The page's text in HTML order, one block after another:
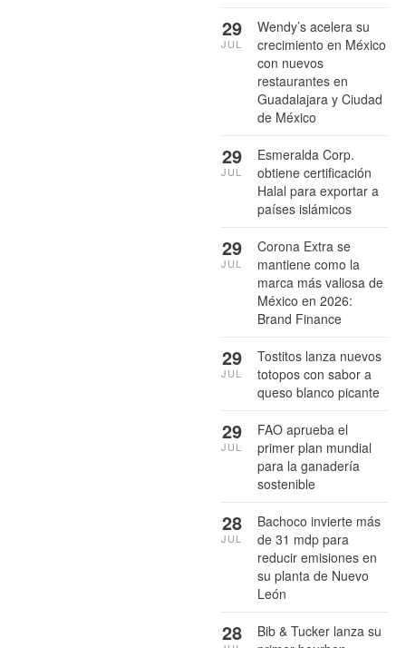
Wendy’s acelera su
crecimiento en México
con nuevos
restaurantes en
Guadalajara y Ciudad
de México
29
JUL
Esmeralda Corp.
obtiene certificación
Halal para exportar a
países islámicos
29
JUL
Corona Extra se
mantiene como la
marca más valiosa de
México en 2026:
Brand Finance
29
JUL
Tostitos lanza nuevos
totopos con sabor a
queso blanco picante
29
JUL
FAO aprueba el
primer plan mundial
para la ganadería
sostenible
29
JUL
Bachoco invierte más
de 31 mdp para
reducir emisiones en
su planta de Nuevo
León
28
JUL
Bib & Tucker lanza su
28